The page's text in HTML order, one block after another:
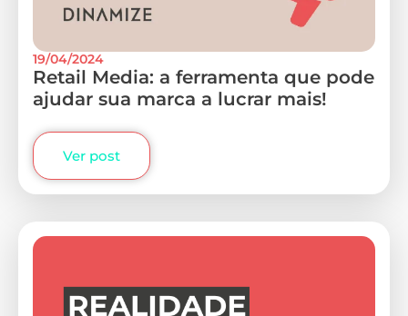
19/04/2024
Retail Media: a ferramenta que pode
ajudar sua marca a lucrar mais!
Ver post